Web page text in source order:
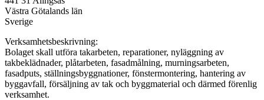
Västra Götalands län
Sverige
Verksamhetsbeskrivning:
Bolaget skall utföra takarbeten, reparationer, nyläggning av
takbeklädnader, plåtarbeten, fasadmålning, murningsarbeten,
fasadputs, ställningsbyggnationer, fönstermontering, hantering av
byggavfall, försäljning av tak och byggmaterial och därmed förenlig
verksamhet.